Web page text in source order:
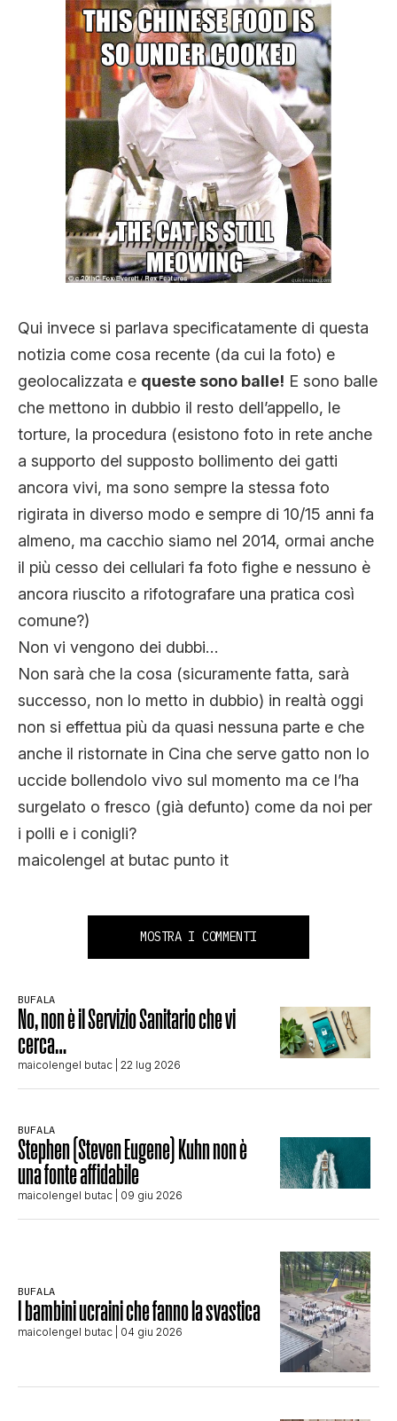
Qui invece si parlava specificatamente di questa
notizia come cosa recente (da cui la foto) e
geolocalizzata e queste sono balle! E sono balle
che mettono in dubbio il resto dell’appello, le
torture, la procedura (esistono foto in rete anche
a supporto del supposto bollimento dei gatti
ancora vivi, ma sono sempre la stessa foto
rigirata in diverso modo e sempre di 10/15 anni fa
almeno, ma cacchio siamo nel 2014, ormai anche
il più cesso dei cellulari fa foto fighe e nessuno è
ancora riuscito a rifotografare una pratica così
comune?)
Non vi vengono dei dubbi…
Non sarà che la cosa (sicuramente fatta, sarà
successo, non lo metto in dubbio) in realtà oggi
non si effettua più da quasi nessuna parte e che
anche il ristornate in Cina che serve gatto non lo
uccide bollendolo vivo sul momento ma ce l’ha
surgelato o fresco (già defunto) come da noi per
i polli e i conigli?
maicolengel at butac punto it
MOSTRA I COMMENTI
BUFALA
No, non è il Servizio Sanitario che vi
cerca…
maicolengel butac | 22 lug 2026
BUFALA
Stephen (Steven Eugene) Kuhn non è
una fonte affidabile
maicolengel butac | 09 giu 2026
BUFALA
I bambini ucraini che fanno la svastica
maicolengel butac | 04 giu 2026